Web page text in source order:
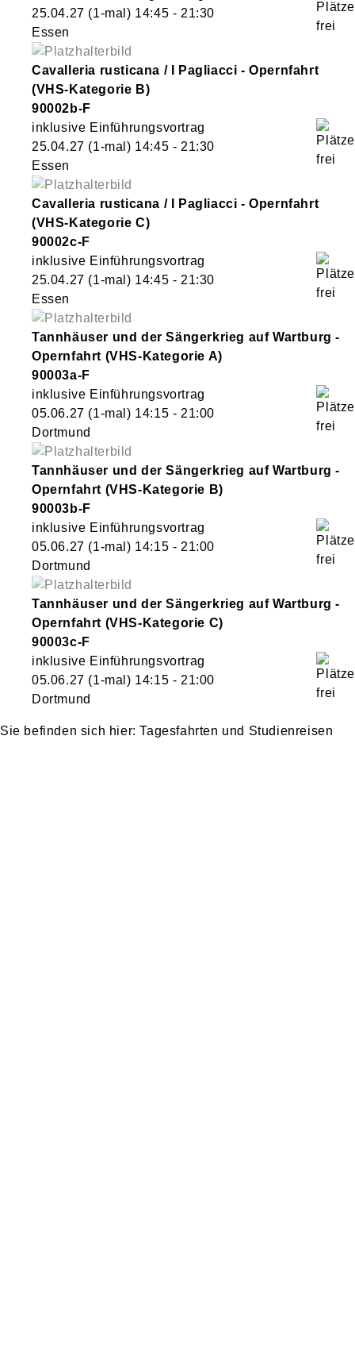
25.04.27 (1-mal) 14:45 - 21:30
Essen
Cavalleria rusticana / I Pagliacci - Opernfahrt
(VHS-Kategorie B)
90002b-F
inklusive Einführungsvortrag
25.04.27 (1-mal) 14:45 - 21:30
Essen
Cavalleria rusticana / I Pagliacci - Opernfahrt
(VHS-Kategorie C)
90002c-F
inklusive Einführungsvortrag
25.04.27 (1-mal) 14:45 - 21:30
Essen
Tannhäuser und der Sängerkrieg auf Wartburg -
Opernfahrt (VHS-Kategorie A)
90003a-F
inklusive Einführungsvortrag
05.06.27 (1-mal) 14:15 - 21:00
Dortmund
Tannhäuser und der Sängerkrieg auf Wartburg -
Opernfahrt (VHS-Kategorie B)
90003b-F
inklusive Einführungsvortrag
05.06.27 (1-mal) 14:15 - 21:00
Dortmund
Tannhäuser und der Sängerkrieg auf Wartburg -
Opernfahrt (VHS-Kategorie C)
90003c-F
inklusive Einführungsvortrag
05.06.27 (1-mal) 14:15 - 21:00
Dortmund
Tagesfahrten und Studienreisen